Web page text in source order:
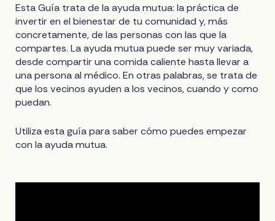
Esta Guía trata de la ayuda mutua: la práctica de
invertir en el bienestar de tu comunidad y, más
concretamente, de las personas con las que la
compartes. La ayuda mutua puede ser muy variada,
desde compartir una comida caliente hasta llevar a
una persona al médico. En otras palabras, se trata de
que los vecinos ayuden a los vecinos, cuando y como
puedan.
Utiliza esta guía para saber cómo puedes empezar
con la ayuda mutua.